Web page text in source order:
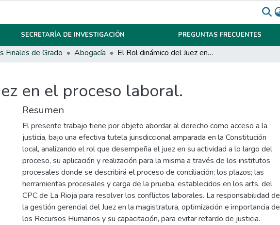
SECRETARÍA DE INVESTIGACIÓN PREGUNTAS FRECUENTES
Finales de Grado Abogacía El Rol dinámico del Juez en el proceso laboral.
en el proceso laboral.
Resumen
El presente trabajo tiene por objeto abordar al derecho como acceso a la
justicia, bajo una efectiva tutela jurisdiccional amparada en la Constitución
local, analizando el rol que desempeña el juez en su actividad a lo largo del
proceso, su aplicación y realización para la misma a través de los institutos
procesales donde se describirá el proceso de conciliación; los plazos; las
herramientas procesales y carga de la prueba, establecidos en los arts. del
CPC de La Rioja para resolver los conflictos laborales. La responsabilidad de
la gestión gerencial del Juez en la magistratura, optimización e importancia de
los Recursos Humanos y su capacitación, para evitar retardo de justicia.